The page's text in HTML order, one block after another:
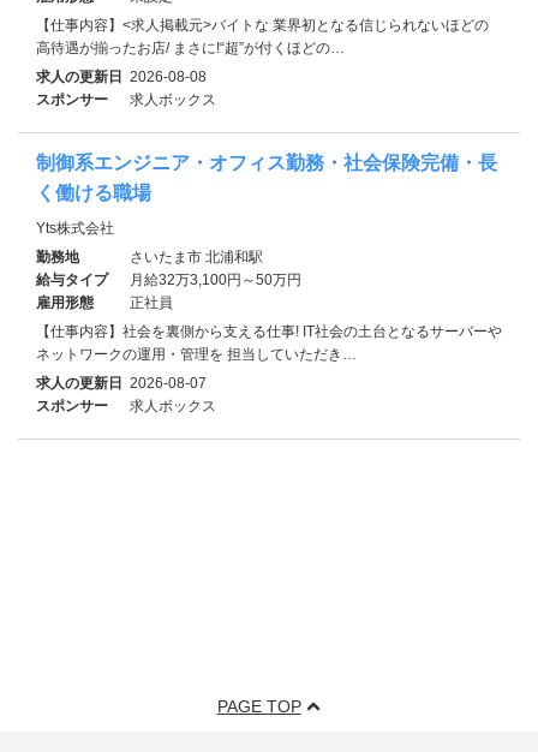
【仕事内容】<求人掲載元>バイトな 業界初となる信じられないほどの
高待遇が揃ったお店/ まさに!“超”が付くほどの…
求人の更新日 2026-08-08
スポンサー
求人ボックス
制御系エンジニア・オフィス勤務・社会保険完備・長
く働ける職場
Yts株式会社
勤務地
さいたま市 北浦和駅
給与タイプ
月給32万3,100円～50万円
雇用形態
正社員
【仕事内容】社会を裏側から支える仕事! IT社会の土台となるサーバーや
ネットワークの運用・管理を 担当していただき…
求人の更新日 2026-08-07
スポンサー
求人ボックス
PAGE TOP